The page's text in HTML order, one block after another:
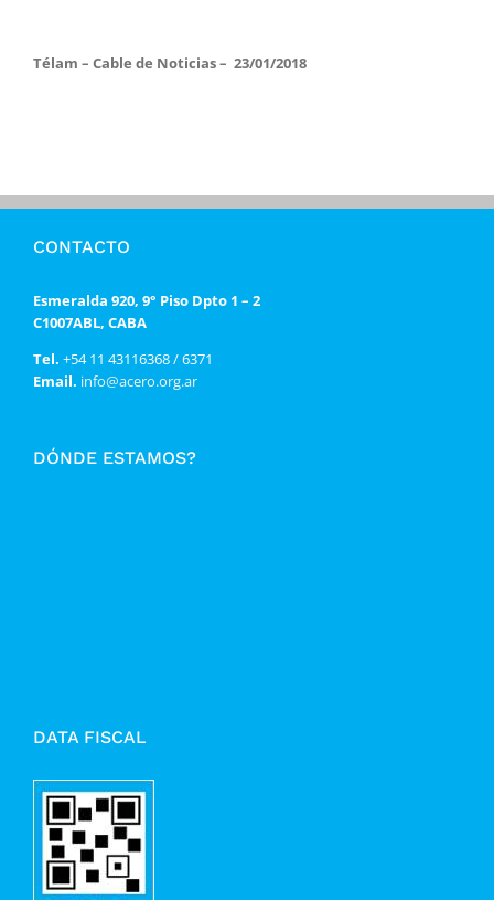
Télam – Cable de Noticias – 23/01/2018
CONTACTO
Esmeralda 920, 9° Piso Dpto 1 – 2
C1007ABL, CABA
Tel. +54 11 43116368 / 6371
Email. info@acero.org.ar
DÓNDE ESTAMOS?
DATA FISCAL